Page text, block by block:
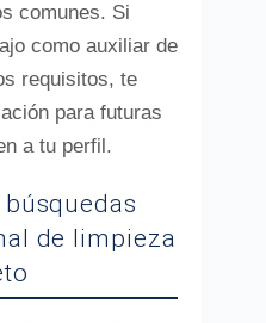
comunes. Si
como auxiliar de
requisitos, te
para futuras
a tu perfil.
de limpieza